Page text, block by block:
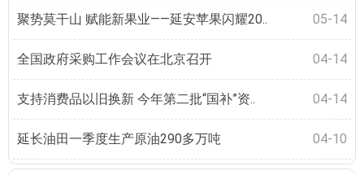
聚势莫干山 赋能新果业——延安苹果闪耀20.. 05-14
全国政府采购工作会议在北京召开 04-14
支持消费品以旧换新 今年第二批“国补”资.. 04-14
延长油田一季度生产原油290多万吨 04-10